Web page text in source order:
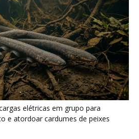
elétricas em grupo para
e atordoar cardumes de peixes